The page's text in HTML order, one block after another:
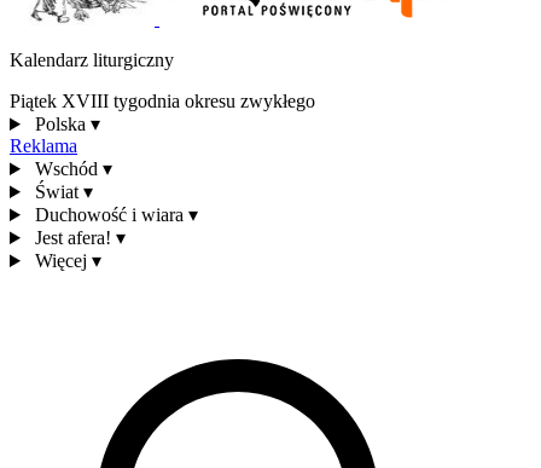
Kalendarz liturgiczny
Piątek XVIII tygodnia okresu zwykłego
Polska ▾
Reklama
Wschód ▾
Świat ▾
Duchowość i wiara ▾
Jest afera! ▾
Więcej ▾